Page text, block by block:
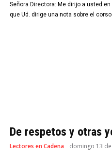
Señora Directora: Me dirijo a usted
que Ud. dirige una nota sobre el
De respetos y otras
Lectores en Cadena domingo 13